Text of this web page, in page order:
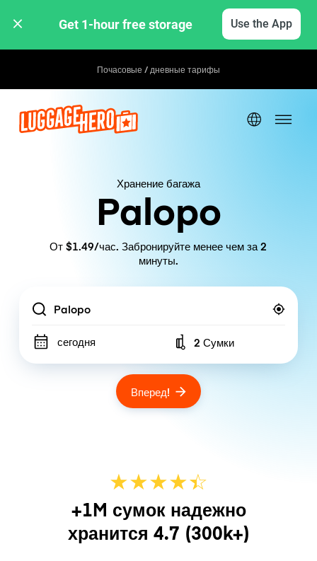
Get 1-hour free storage Use the App
Почасовые / дневные тарифы
Хранение багажа
Palopo
От $1.49/час. Забронируйте менее чем за 2
минуты.
Location
сегодня Number of bags
2 Сумки
Вперед!
★★★★☆
★
+1M сумок надежно
хранится 4.7 (300k+)